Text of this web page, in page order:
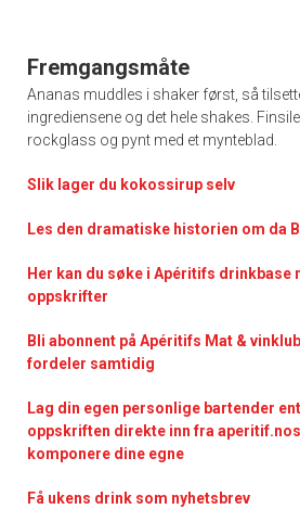
Fremgangsmåte
Ananas muddles i shaker først, så
ingrediensene og det hele shakes.
rockglass og pynt med et mynteblad.
Slik lager du kokossirup selv
Les den dramatiske historien om da
Her kan du søke i Apéritifs drinkbase
oppskrifter
Bli abonnent på Apéritifs Mat &
fordeler samtidig
Lag din egen personlige bartender
oppskriften direkte inn fra
komponere dine egne
Få ukens drink som nyhetsbrev